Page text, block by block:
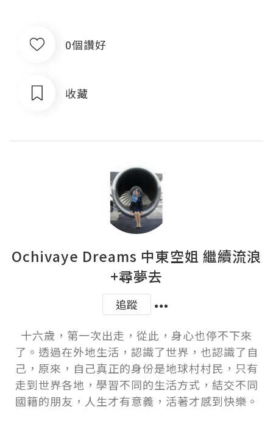
0個讚好
收藏
Ochivaye Dreams 中東空姐 繼續流浪
+尋夢去
追蹤
十六歲，第一次出走，從此，身心也停不下來
了。透過在外地生活，認識了世界，也認識了自
己，原來，自己真正的身份是地球村村民，只有
走到世界各地，學習不同的生活方式，結交不同
國籍的朋友，人生才有意義，活著才感到快樂。